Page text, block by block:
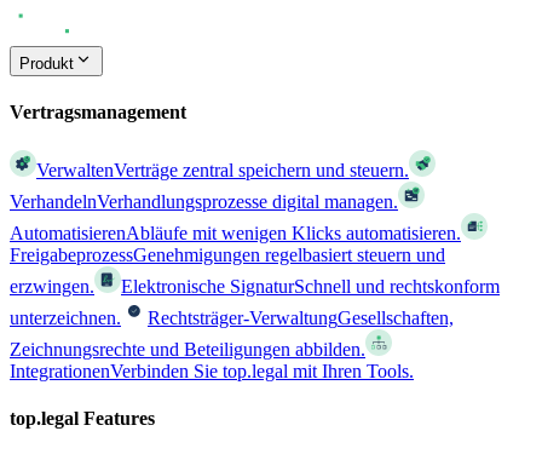
Produkt
Vertragsmanagement
VerwaltenVerträge zentral speichern und steuern.
VerhandelnVerhandlungsprozesse digital managen.
AutomatisierenAbläufe mit wenigen Klicks automatisieren.
FreigabeprozessGenehmigungen regelbasiert steuern und
erzwingen.
Elektronische SignaturSchnell und rechtskonform
unterzeichnen.
Rechtsträger-VerwaltungGesellschaften,
Zeichnungsrechte und Beteiligungen abbilden.
IntegrationenVerbinden Sie top.legal mit Ihren Tools.
top.legal Features